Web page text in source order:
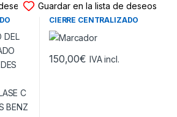
C
Guardar en la lista de deseos
BOMBA DE VACIO DEL
CIERRE CENTRALIZADO
8D0862257C AUDI A3 (8L) –
AUDI A4 (B5) – AUDI A8 (D2)
150,00€ IVA incl.